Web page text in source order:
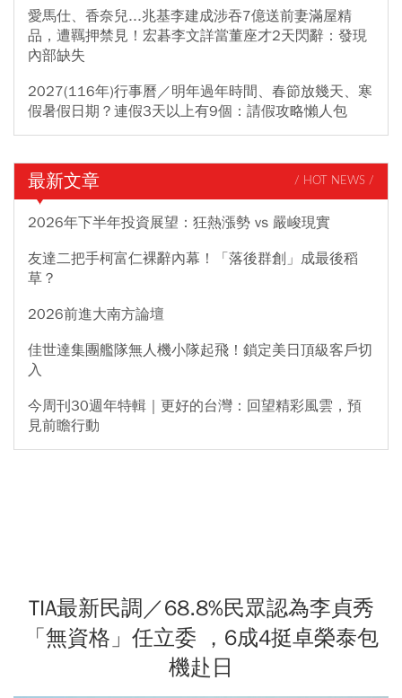
愛馬仕、香奈兒...兆基李建成涉吞7億送前妻滿屋精
品，遭羈押禁見！宏碁李文詳當董座才2天閃辭：發現
內部缺失
2027(116年)行事曆／明年過年時間、春節放幾天、寒
假暑假日期？連假3天以上有9個：請假攻略懶人包
最新文章 / HOT NEWS /
2026年下半年投資展望：狂熱漲勢 vs 嚴峻現實
友達二把手柯富仁裸辭內幕！「落後群創」成最後稻
草？
2026前進大南方論壇
佳世達集團艦隊無人機小隊起飛！鎖定美日頂級客戶切
入
今周刊30週年特輯｜更好的台灣：回望精彩風雲，預
見前瞻行動
TIA最新民調／68.8%民眾認為李貞秀
「無資格」任立委 ，6成4挺卓榮泰包
機赴日